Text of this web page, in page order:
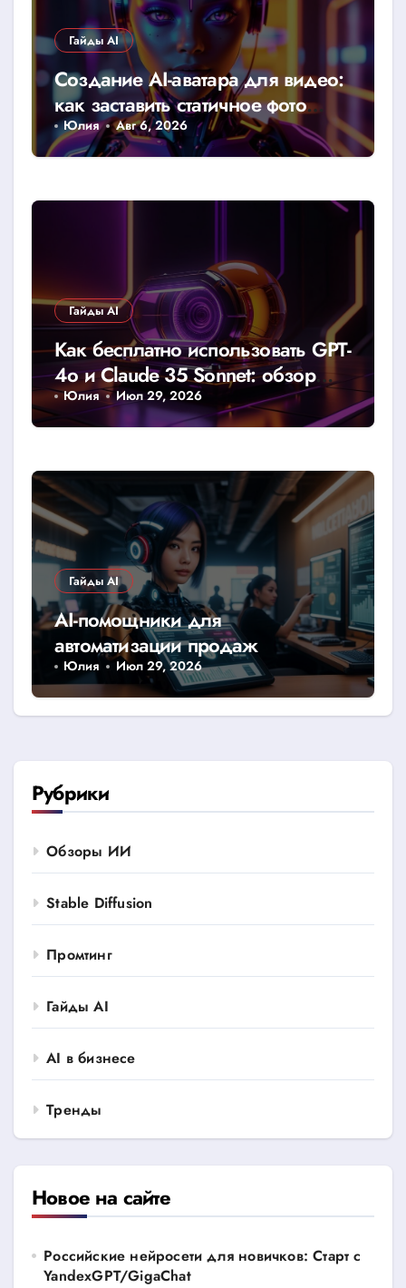
Гайды AI
Создание AI-аватара для видео:
как заставить статичное фото
говорить
Юлия Авг 6, 2026
Гайды AI
Как бесплатно использовать GPT-
4o и Claude 35 Sonnet: обзор
доступных лимитов и хаков
Юлия Июл 29, 2026
Гайды AI
AI-помощники для
автоматизации продаж
Юлия Июл 29, 2026
Рубрики
Обзоры ИИ
Stable Diffusion
Промтинг
Гайды AI
AI в бизнесе
Тренды
Новое на сайте
Российские нейросети для новичков: Старт с
YandexGPT/GigaChat